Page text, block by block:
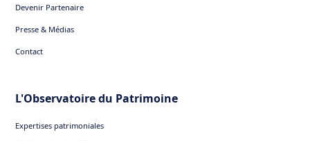
Devenir Partenaire
Presse & Médias
Contact
L'Observatoire du Patrimoine
Expertises patrimoniales